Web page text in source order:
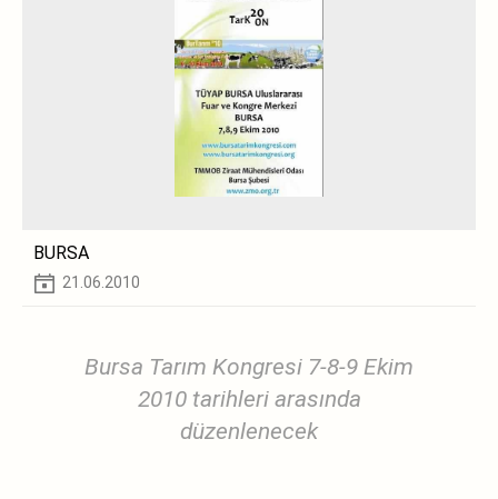
BURSA
21.06.2010
Bursa Tarım Kongresi 7-8-9 Ekim
2010 tarihleri arasında
düzenlenecek